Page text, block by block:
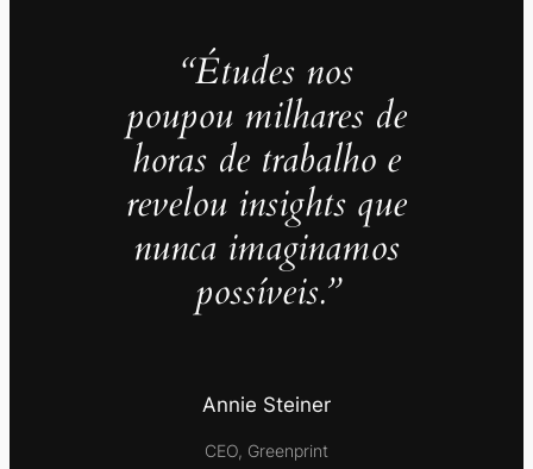
“Études nos
poupou milhares de
horas de trabalho e
revelou insights que
nunca imaginamos
possíveis.”
Annie Steiner
CEO, Greenprint